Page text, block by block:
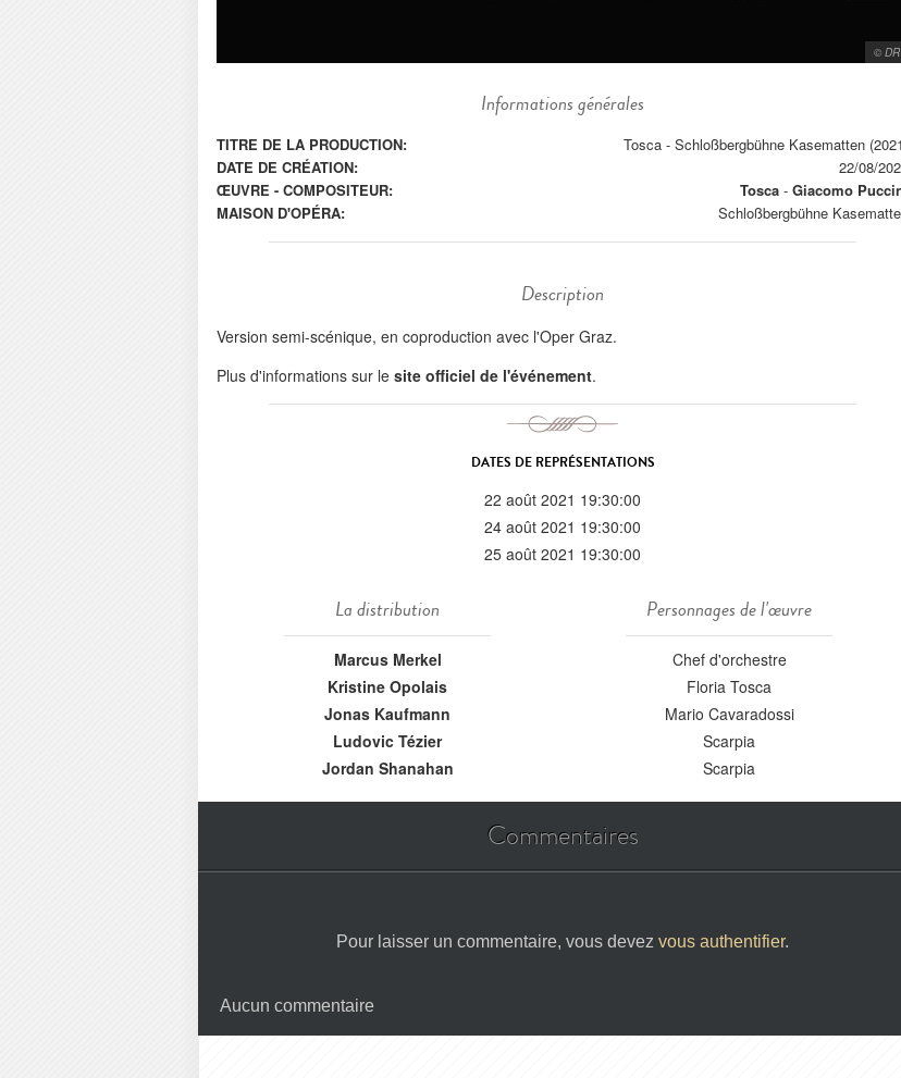
© DR
Informations générales
TITRE DE LA PRODUCTION:
Tosca - Schloßbergbühne Kasematten
DATE DE CRÉATION:
22/08/
ŒUVRE - COMPOSITEUR:
Tosca - Giacomo
MAISON D'OPÉRA:
Schloßbergbühne
Description
Version semi-scénique, en coproduction avec l'Oper Graz.
Plus d'informations sur le site officiel de l'événement.
DATES DE REPRÉSENTATIONS
22 août 2021 19:30:00
24 août 2021 19:30:00
25 août 2021 19:30:00
La distribution
Marcus Merkel
Kristine Opolais
Jonas Kaufmann
Ludovic Tézier
Jordan Shanahan
Personnages de l'œuvre
Chef d'orchestre
Floria Tosca
Mario Cavaradossi
Scarpia
Scarpia
Commentaires
Pour laisser un commentaire, vous devez vous authentifier.
Aucun commentaire